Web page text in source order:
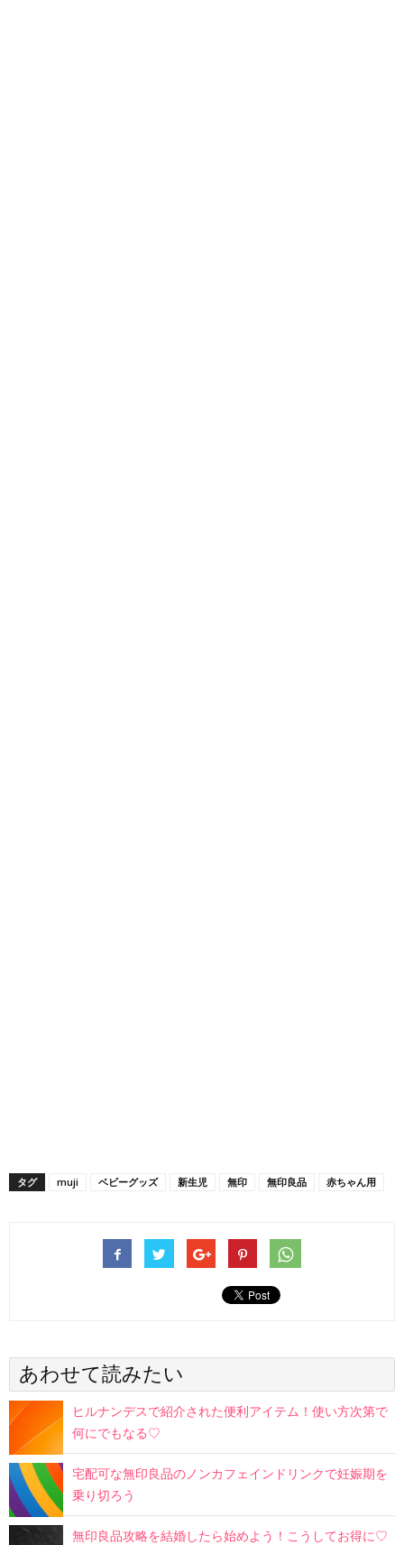
タグ muji ベビーグッズ 新生児 無印 無印良品 赤ちゃん用
あわせて読みたい
ヒルナンデスで紹介された便利アイテム！使い方次第で
何にでもなる♡
宅配可な無印良品のノンカフェインドリンクで妊娠期を
乗り切ろう
無印良品攻略を結婚したら始めよう！こうしてお得に♡